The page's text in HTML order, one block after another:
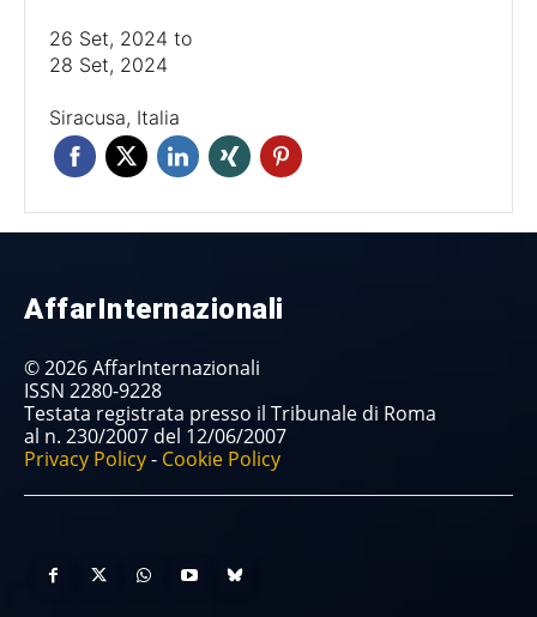
26 Set, 2024 to
28 Set, 2024
Siracusa, Italia
AffarInternazionali
© 2026 AffarInternazionali
ISSN 2280-9228
Testata registrata presso il Tribunale di Roma
al n. 230/2007 del 12/06/2007
Privacy Policy- Cookie Policy